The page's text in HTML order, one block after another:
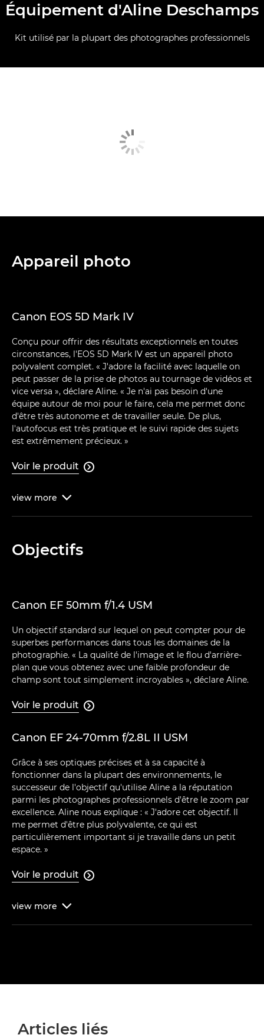
Équipement d'Aline Deschamps
Kit utilisé par la plupart des photographes professionnels
Appareil photo
Canon EOS 5D Mark IV
Conçu pour offrir des résultats exceptionnels en toutes
circonstances, l'EOS 5D Mark IV est un appareil photo
polyvalent complet. « J'adore la facilité avec laquelle on
peut passer de la prise de photos au tournage de vidéos et
vice versa », déclare Aline. « Je n'ai pas besoin d'une
équipe autour de moi pour le faire, cela me permet donc
d'être très autonome et de travailler seule. De plus,
l'autofocus est très pratique et le suivi rapide des sujets
est extrêmement précieux. »
Voir le produit 
view more 
Objectifs
Canon EF 50mm f/1.4 USM
Un objectif standard sur lequel on peut compter pour de
superbes performances dans tous les domaines de la
photographie. « La qualité de l'image et le flou d'arrière-
plan que vous obtenez avec une faible profondeur de
champ sont tout simplement incroyables », déclare Aline.
Voir le produit 
Canon EF 24-70mm f/2.8L II USM
Grâce à ses optiques précises et à sa capacité à
fonctionner dans la plupart des environnements, le
successeur de l'objectif qu'utilise Aline a la réputation
parmi les photographes professionnels d'être le zoom par
excellence. Aline nous explique : « J'adore cet objectif. Il
me permet d'être plus polyvalente, ce qui est
particulièrement important si je travaille dans un petit
espace. »
Voir le produit 
view more 
Articles liés